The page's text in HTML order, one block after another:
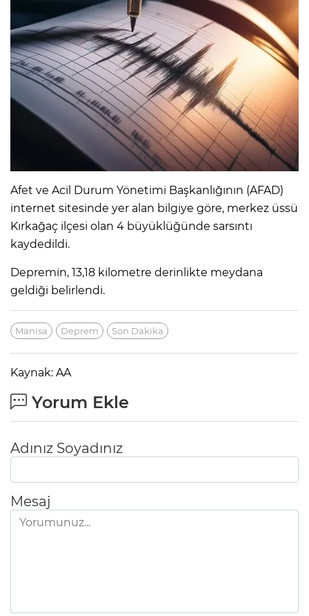
Afet ve Acil Durum Yönetimi Başkanlığının (AFAD)
internet sitesinde yer alan bilgiye göre, merkez üssü
Kırkağaç ilçesi olan 4 büyüklüğünde sarsıntı
kaydedildi.
Depremin, 13,18 kilometre derinlikte meydana
geldiği belirlendi.
Manisa Deprem Son Dakika
Kaynak: AA
Yorum Ekle
Adınız Soyadınız
Mesaj